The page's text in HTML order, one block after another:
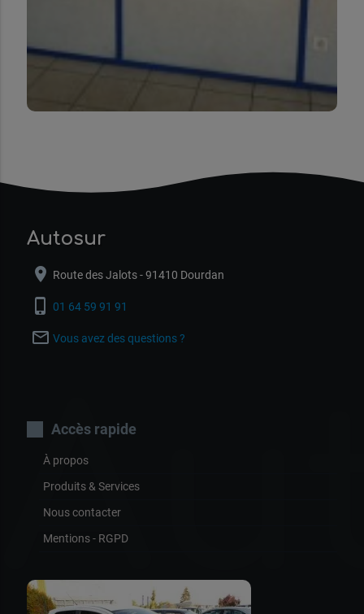
Autosur
location_on Route des Jalots - 91410 Dourdan
phone_iphone 01 64 59 91 91
mail_outline Vous avez des questions ?
Accès rapide
À propos
Produits & Services
Nous contacter
Mentions - RGPD